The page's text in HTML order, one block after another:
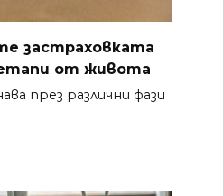
застраховката
етапи от живота
през различни фази